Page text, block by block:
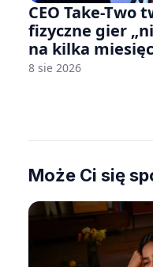
CEO Take-Two
fizyczne gier
na kilka
8 sie 2026
Może Ci się